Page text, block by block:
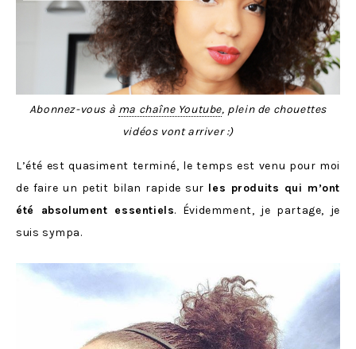
Abonnez-vous à ma chaîne Youtube, plein de chouettes
vidéos vont arriver :)
L’été est quasiment terminé, le temps est venu pour moi
de faire un petit bilan rapide sur les produits qui m’ont
été absolument essentiels. Évidemment, je partage, je
suis sympa.